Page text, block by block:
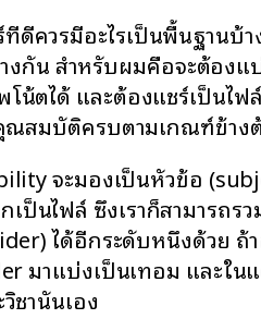
ดีควรมีอะไรเป็นพื้นฐานบ้
งกัน สำหรับผมคือจะต้องแ
น้ตได้ และต้องแชร์เป็นไฟ
สมบัติครบตามเกณฑ์ข้าง
จะมองเป็นหัวข้อ
ป็นไฟล์ ซึ่งเราก็สามารถร
ได้อีกระดับหนึ่งด้วย ถ้
มาแบ่งเป็นเทอม และใน
ชานั่นเอง